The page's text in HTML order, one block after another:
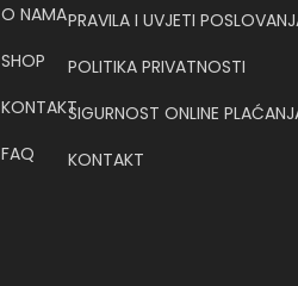
O NAMA
SHOP
KONTAKT
FAQ
PRAVILA I UVJETI
POLITIKA PRIVATNOSTI
SIGURNOST ONLINE
KONTAKT